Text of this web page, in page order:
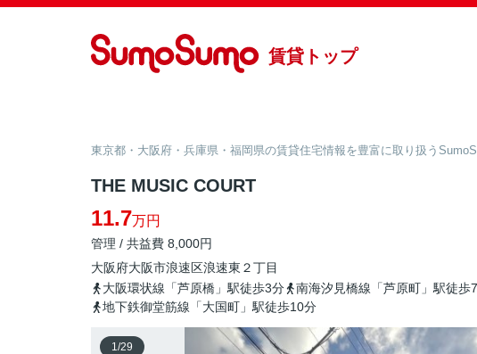
賃貸トップ
東京都・大阪府・兵庫県・福岡県の賃貸住宅情報を豊富に取り扱う
THE MUSIC COURT
11.7万円
管理 / 共益費 8,000円
大阪府大阪市浪速区浪速東 ２丁目
大阪環状線「芦原橋」駅徒歩3分
南海汐見橋線「芦原町」駅徒歩
地下鉄御堂筋線「大国町」駅徒歩10分
1/29